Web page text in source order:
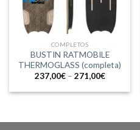
COMPLETOS
BUSTIN RATMOBILE
THERMOGLASS (completa)
237,00€– 271,00€